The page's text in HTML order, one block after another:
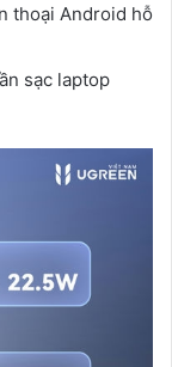
thoại Android hỗ
sạc laptop